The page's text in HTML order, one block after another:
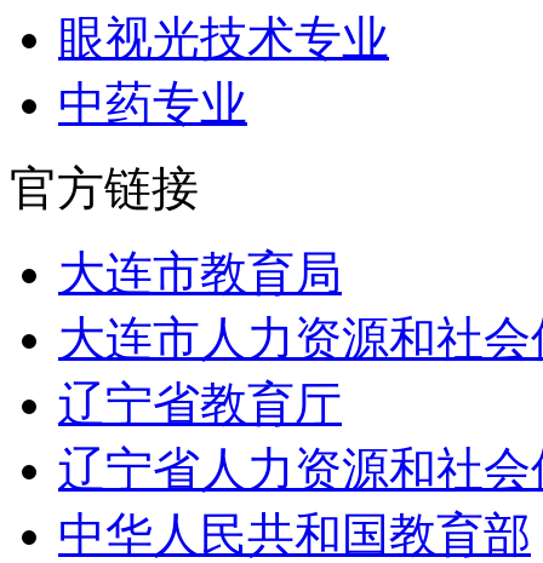
眼视光技术专业
中药专业
官方链接
大连市教育局
大连市人力资源和社
辽宁省教育厅
辽宁省人力资源和社
中华人民共和国教育部